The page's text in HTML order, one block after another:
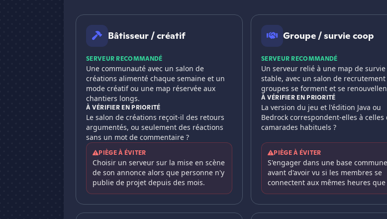
Bâtisseur / créatif
SERVEUR RECOMMANDÉ
Une communauté avec un salon de
créations alimenté chaque semaine et un
mode créatif ou une map réservée aux
chantiers longs.
À VÉRIFIER EN PRIORITÉ
Le salon de créations reçoit-il des retours
argumentés, ou seulement des réactions
sans un mot de commentaire ?
PIÈGE À ÉVITER
Choisir un serveur sur la mise en scène
de son annonce alors que personne n'y
publie de projet depuis des mois.
Groupe / survie coop
SERVEUR RECOMMANDÉ
Un serveur relié à une map de survie
stable, avec un salon de recrutement
groupes se forment et se
À VÉRIFIER EN PRIORITÉ
La version du jeu et l'édition Java ou
Bedrock correspondent-elles à celles
camarades habituels ?
PIÈGE À ÉVITER
S'engager dans une base commune
avant d'avoir vu si les membres se
connectent aux mêmes heures que